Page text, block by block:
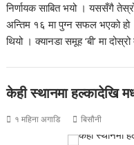
निर्णायक साबित भयो । यससँगै
अन्तिम १६ मा पुग्न सफल भएको हो
थियो । क्यानडा समूह ‘बी’ मा
केही स्थानमा हल्कादेखि
१ महिना अगाडि बिसौनी